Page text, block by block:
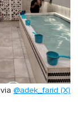
@adek_farid (X)